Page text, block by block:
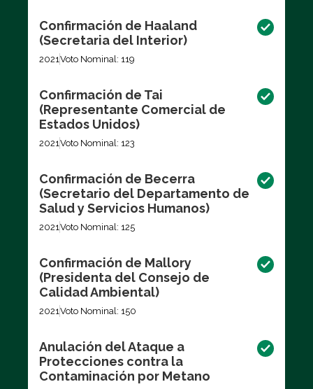
Confirmación de Haaland
(Secretaria del Interior)
2021Voto Nominal: 119
Confirmación de Tai
(Representante Comercial de
Estados Unidos)
2021Voto Nominal: 123
Confirmación de Becerra
(Secretario del Departamento de
Salud y Servicios Humanos)
2021Voto Nominal: 125
Confirmación de Mallory
(Presidenta del Consejo de
Calidad Ambiental)
2021Voto Nominal: 150
Anulación del Ataque a
Protecciones contra la
Contaminación por Metano